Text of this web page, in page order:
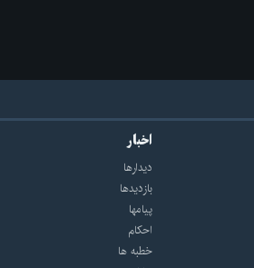
اخبار
دیدارها
بازديدها
پيامها
احكام
خطبه ها